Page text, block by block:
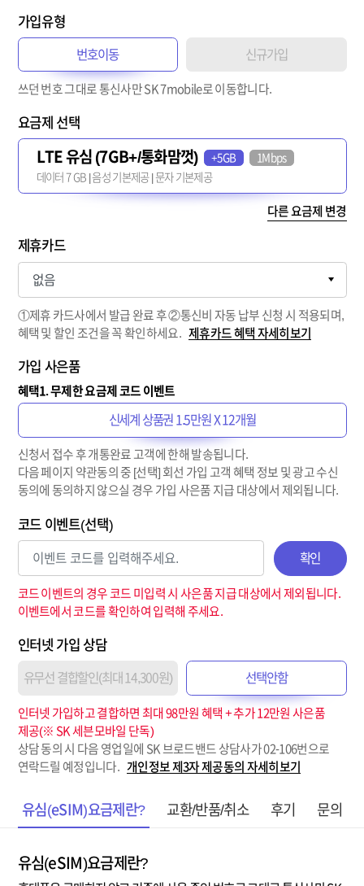
가입유형
번호이동 신규가입
쓰던 번호 그대로 통신사만 SK 7mobile로 이동합니다.
요금제 선택
LTE 유심 (7GB+/통화맘껏) +5GB
1Mbps
데이터 7 GB | 음성 기본제공 | 문자 기본제공
다른 요금제 변경
제휴카드
①제휴 카드사에서 발급 완료 후 ②통신비 자동 납부 신청 시 적용되며,
혜택 및 할인 조건을 꼭 확인하세요.
제휴카드 혜택 자세히보기
가입 사은품
혜택1. 무제한 요금제 코드 이벤트
신세계 상품권 1.5만원 X 12개월
신청서 접수 후 개통완료 고객에 한해 발송됩니다.
다음 페이지 약관동의 중 [선택] 회선 가입 고객 혜택 정보 및 광고 수신
동의에 동의하지 않으실 경우 가입 사은품 지급 대상에서 제외됩니다.
코드 이벤트(선택)
확인
코드 이벤트의 경우 코드 미입력 시 사은품 지급 대상에서 제외됩니다.
이벤트에서 코드를 확인하여 입력해 주세요.
인터넷 가입 상담
유무선 결합할인(최대 14,300원) 선택안함
인터넷 가입하고 결합하면 최대 98만원 혜택 + 추가 12만원 사은품
제공(※ SK 세븐모바일 단독)
상담 동의 시 다음 영업일에 SK 브로드밴드 상담사가 02-106번으로
연락드릴 예정입니다.
개인정보 제3자 제공동의 자세히보기
유심(eSIM)요금제란? 교환/반품/취소 후기 문의
유심(eSIM)요금제란?